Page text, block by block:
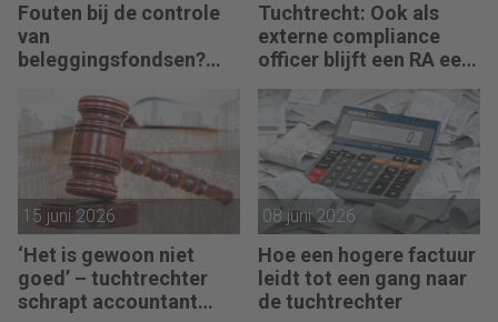
Fouten bij de controle
van
beleggingsfondsen?
Tuchtrecht: Ook als
externe compliance
officer blijft een RA een
15 juni 2026
‘Het is gewoon niet
goed’ – tuchtrechter
schrapt accountant
08 juni 2026
Hoe een hogere factuur
leidt tot een gang naar
de tuchtrechter